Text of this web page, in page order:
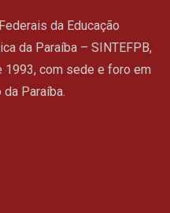
da Educação
da Paraíba – SINTEFPB,
1993, com sede e foro em
Paraíba.